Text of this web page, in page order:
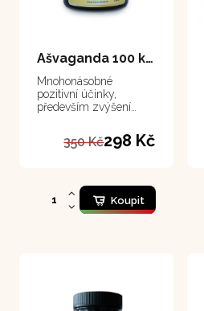
Ašvaganda 100 kapsle
Mnohonásobné
pozitivní účinky,
především zvýšení
350 Kč298 Kč
Koupit